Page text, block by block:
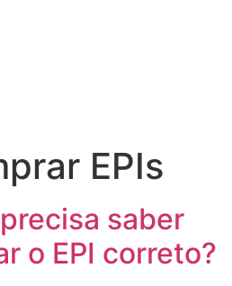
EPIs
saber
o EPI correto?